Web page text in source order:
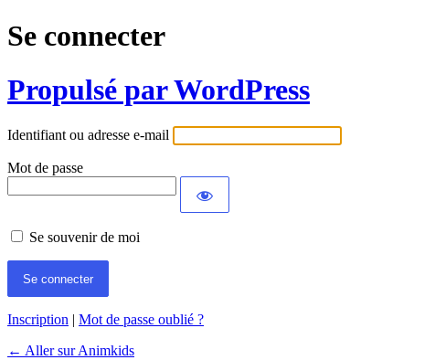
Se connecter
Propulsé par WordPress
Identifiant ou adresse e-mail
Mot de passe
Se souvenir de moi
Inscription | Mot de passe oublié ?
← Aller sur Animkids